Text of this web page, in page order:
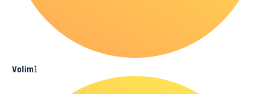
Volim1